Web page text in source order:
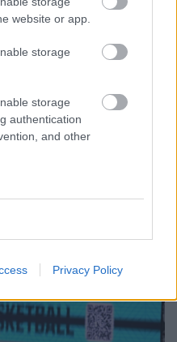
website or app.
storage
storage
authentication
and other
Privacy Policy
NYITJA ÚJ ÉVADÁT
szeptember 7-én
közönség a klasszikus